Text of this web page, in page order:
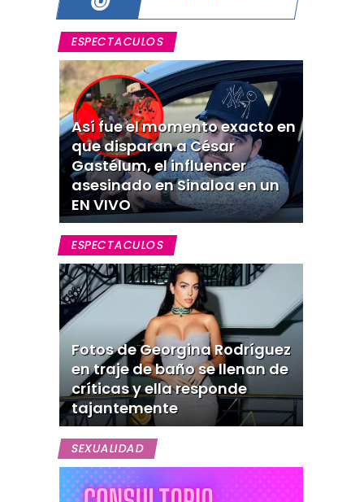
ESPECTACULOS
Así fue el momento exacto en
que disparan a César
Gastélum, el influencer
asesinado en Sinaloa en un
EN VIVO
ESPECTACULOS
Fotos de Georgina Rodríguez
en traje de baño se llenan de
críticas y ella responde
tajantemente
SEXUALIDAD